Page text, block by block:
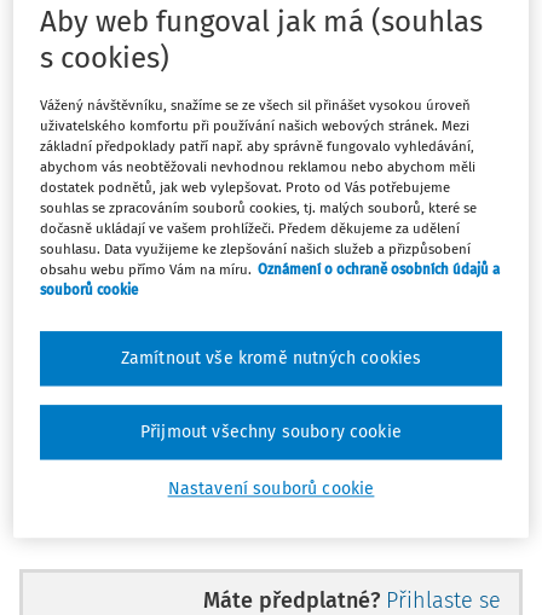
Související dokumenty (26)
I. Obecná část
Návrh zákona, kterým se mění některé zákony v souvislosti
s přijetímzákona o hazardních hráchazákona o dani z
hazardních hertvoří spolu s (i) návrhem zákona o
hazardních hrách a (ii) návrhem zákona o dani z
hazardních her jeden nedílný celek.
Předmětný návrh zákona navazuje na návrh zákona o
oblast hazardních her. V jednotlivých právních předpisech
se právní úprava přizpůsobuje cílům, které si vytyčil
zákon o hazardních hrách. Jedná se zejména o
zajištění opatření k předcházení a potírání sociálně
patologických jevů spojených s provozováním hazardních
Evropského hospodářského prostoru a provozování
Máte předplatné? Přihlaste se
Aby web fungoval jak má (souhlas
s cookies)
Vážený návštěvníku, snažíme se ze všech sil přinášet vysokou úroveň
uživatelského komfortu při používání našich webových stránek. Mezi
základní předpoklady patří např. aby správně fungovalo vyhledávání,
abychom vás neobtěžovali nevhodnou reklamou nebo abychom měli
dostatek podnětů, jak web vylepšovat. Proto od Vás potřebujeme
souhlas se zpracováním souborů cookies, tj. malých souborů, které se
dočasně ukládají ve vašem prohlížeči. Předem děkujeme za udělení
souhlasu. Data využijeme ke zlepšování našich služeb a přizpůsobení
obsahu webu přímo Vám na míru. Oznámení o ochraně osobních údajů a
souborů cookie
Nastavení souborů cookie
Zamítnout vše kromě nutných cookies
Přijmout všechny soubory cookie